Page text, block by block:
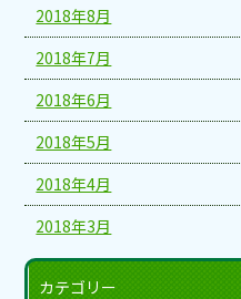
2018年8月
2018年7月
2018年6月
2018年5月
2018年4月
2018年3月
カテゴリー